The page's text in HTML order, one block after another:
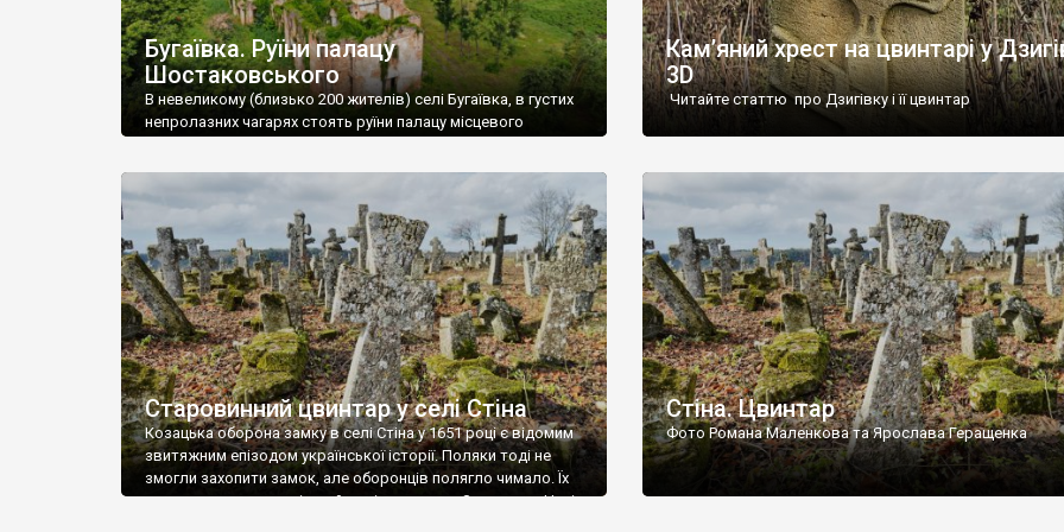
Бугаївка. Руїни палацу
Шостаковського
В невеликому (близько 200 жителів) селі Бугаївка, в густих
непролазних чагарях стоять руїни палацу місцевого
потім клуб, ще пізніше – гуртожиток. У 60-х роках минулого
століття тут розмістили туберкульозну лікарню. Коли із
палацу виїхала лікарня – ми точно не […]
Кам’яний хрест на цвинтарі у
3D
Читайте статтю про Дзигівку і її цвинтар
Старовинний цвинтар у селі Стіна
Козацька оборона замку в селі Стіна у 1651 році є відомим
звитяжним епізодом української історії. Поляки тоді не
змогли захопити замок, але оборонців полягло чимало. Їх
поховали на цвинтарі, який тоді називався Замковим. Нині
Стіна. Цвинтар
Фото Романа Маленкова та Ярослава Геращенка